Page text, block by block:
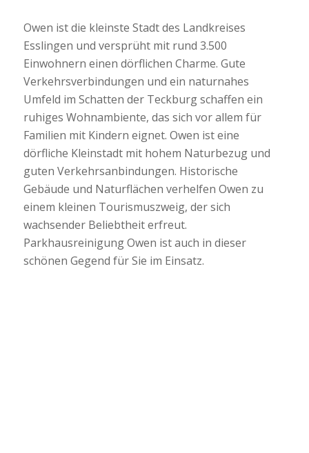
Owen ist die kleinste Stadt des Landkreises
Esslingen und versprüht mit rund 3.500
Einwohnern einen dörflichen Charme. Gute
Verkehrsverbindungen und ein naturnahes
Umfeld im Schatten der Teckburg schaffen ein
ruhiges Wohnambiente, das sich vor allem für
Familien mit Kindern eignet. Owen ist eine
dörfliche Kleinstadt mit hohem Naturbezug und
guten Verkehrsanbindungen. Historische
Gebäude und Naturflächen verhelfen Owen zu
einem kleinen Tourismuszweig, der sich
wachsender Beliebtheit erfreut.
Parkhausreinigung Owen ist auch in dieser
schönen Gegend für Sie im Einsatz.